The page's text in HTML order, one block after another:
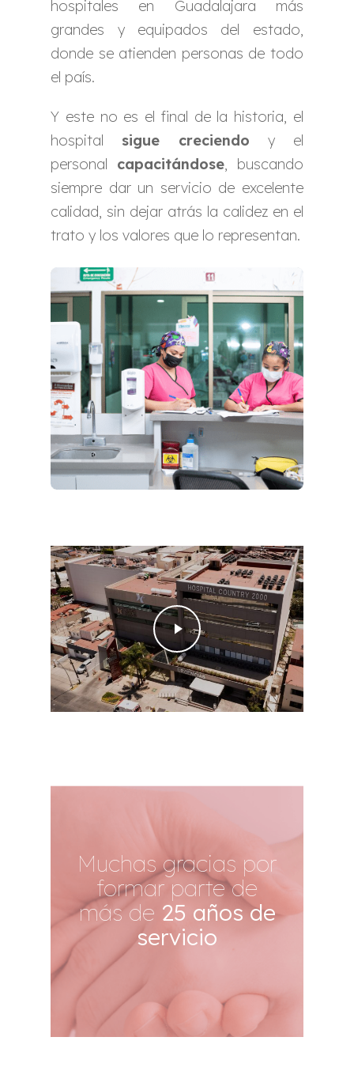
hospitales en Guadalajara más
grandes y equipados del estado,
donde se atienden personas de todo
el país.
Y este no es el final de la historia, el
hospital sigue creciendo y el
personal capacitándose, buscando
siempre dar un servicio de excelente
calidad, sin dejar atrás la calidez en el
trato y los valores que lo representan.
Play Video
Muchas gracias por
formar parte de
más de 25 años de
servicio